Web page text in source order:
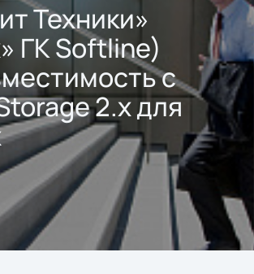
Техники»
ГК Softline)
с
2.x для